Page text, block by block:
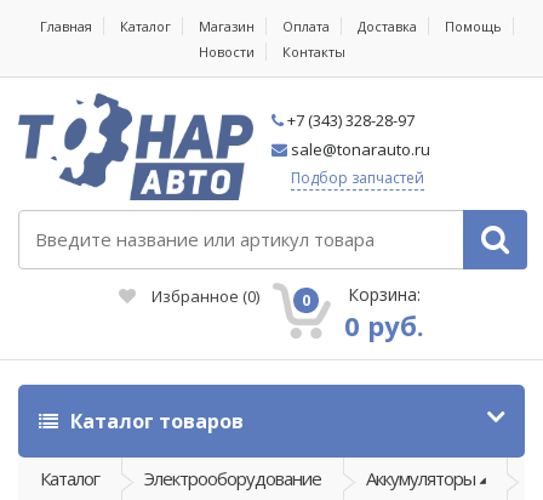
Главная Каталог Магазин Оплата Доставка
Помощь
Новости
Контакты
+7 (343) 328-28-97
sale@tonarauto.ru
Подбор запчастей
Избранное (0) 0 Корзина:
0 руб.
Каталог товаров
Каталог Электрооборудование
Аккумуляторы